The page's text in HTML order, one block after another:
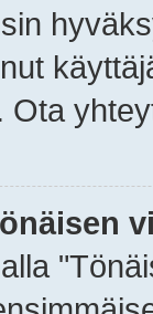
Ota